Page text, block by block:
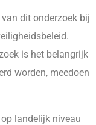
dit onderzoek bij
is het belangrijk
worden, meedoen
landelijk niveau